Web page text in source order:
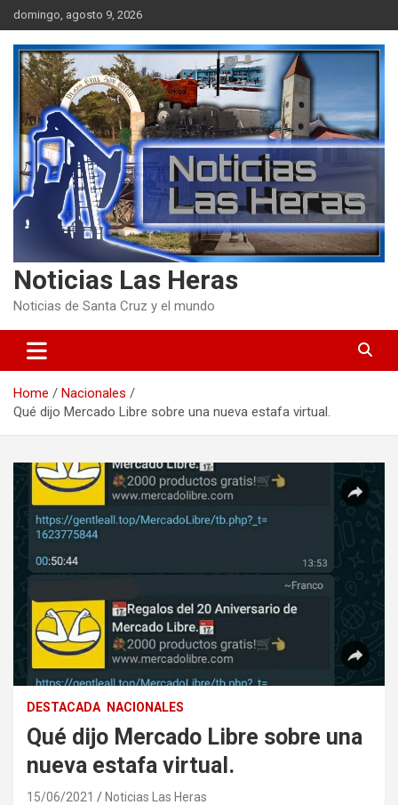
Skip
to
content
domingo, agosto 9, 2026
Noticias Las Heras
Noticias de Santa Cruz y el mundo
Home
Nacionales
Qué dijo Mercado Libre sobre una nueva estafa virtual.
DESTACADA NACIONALES
Qué dijo Mercado Libre sobre una
nueva estafa virtual.
15/06/2021 Noticias Las Heras